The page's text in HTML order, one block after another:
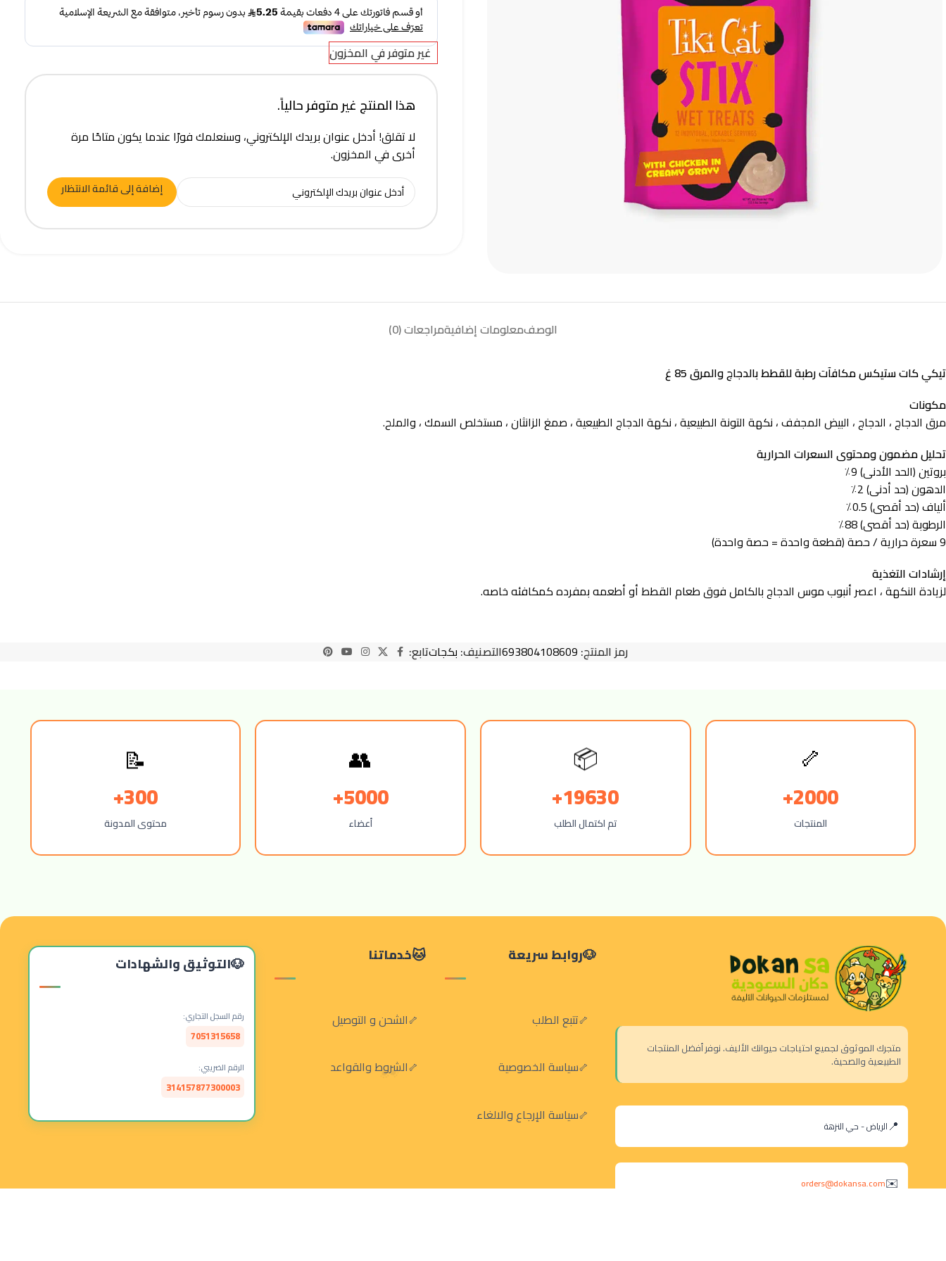
غير متوفر في المخزون
هذا المنتج غير متوفر حالياً.
لا تقلق! أدخل عنوان بريدك الإلكتروني، وسنعلمك فورًا عندما يكون متاحًا مرة
أخرى في المخزون.
إضافة إلى قائمة الانتظار
الوصفمعلومات إضافيةمراجعات (0)
تيكي كات ستيكس مكافآت رطبة للقطط بالدجاج والمرق 85 غ
مكونات
مرق الدجاج ، الدجاج ، البيض المجفف ، نكهة التونة الطبيعية ، نكهة الدجاج الطبيعية ، صمغ الزانثان ، مستخلص السمك ، والملح.
تحليل مضمون ومحتوى السعرات الحرارية
بروتين (الحد الأدنى) 9٪
الدهون (حد أدنى) 2٪
ألياف (حد أقصى) 0.5٪
الرطوبة (حد أقصى) 88٪
9 سعرة حرارية / حصة (قطعة واحدة = حصة واحدة)
إرشادات التغذية
لزيادة النكهة ، اعصر أنبوب موس الدجاج بالكامل فوق طعام القطط أو أطعمه بمفرده كمكافئه خاصه.
رمز المنتج: 693804108609التصنيف: بكجاتتابع:
🦴
2000+
المنتجات
📦
19630+
تم اكتمال الطلب
👥
5000+
أعضاء
📝
300+
محتوى المدونة
متجرك الموثوق لجميع احتياجات حيوانك الأليف. نوفر أفضل المنتجات
الطبيعية والصحية.
الرياض - حي النزهة
orders@dokansa.com
روابط سريعة
تتبع الطلب
سياسة الخصوصية
سياسة الإرجاع والالغاء
خدماتنا
الشحن و التوصيل
الشروط والقواعد
التوثيق والشهادات
رقم السجل التجاري:
7051315658
الرقم الضريبي:
314157877300003